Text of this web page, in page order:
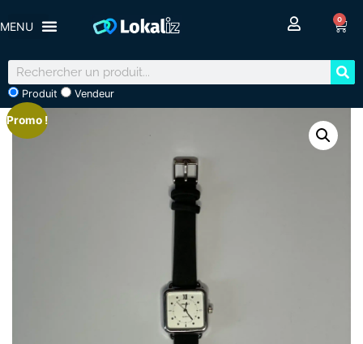
0
Produit Vendeur
Promo !